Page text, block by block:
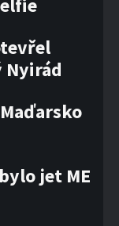
Nyirád
jet ME